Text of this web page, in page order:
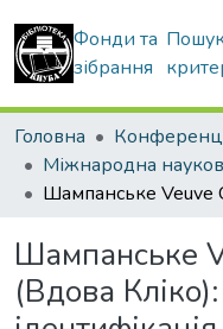
Фонди та
зібрання
Головна
Шампанське
(Вдова